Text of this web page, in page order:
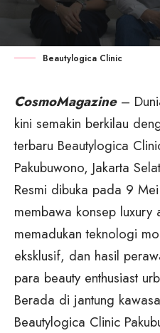
Beautylogica Clinic
CosmoMagazine–
kini semakin berkilau
terbaru Beautylogica
Pakubuwono, Jakarta
Resmi dibuka pada 9
membawa konsep luxury
memadukan teknologi
eksklusif, dan hasil
para beauty enthusiast
Berada di jantung
Beautylogica Clinic